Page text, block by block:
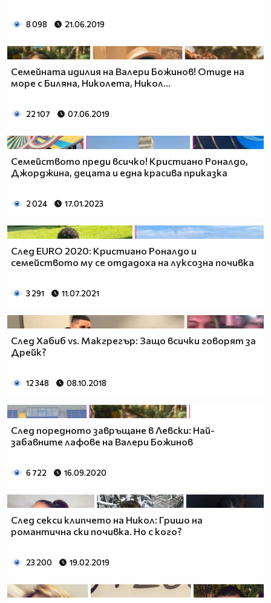
8 098 21.06.2019
Семейната идилия на Валери Божинов! Отиде на
море с Биляна, Николета, Никол...
22 107 07.06.2019
Семейството преди всичко! Кристиано Роналдо,
Джорджина, децата и една красива приказка
2 024 17.01.2023
След EURO 2020: Кристиано Роналдо и
семейството му се отдадоха на луксозна почивка
3 291 11.07.2021
След Хабиб vs. Макгрегър: Защо всички говорят за
Дрейк?
12 348 08.10.2018
След поредното завръщане в Левски: Най-
забавните лафове на Валери Божинов
6 722 16.09.2020
След секси клипчето на Никол: Гришо на
романтична ски почивка. Но с кого?
23 200 19.02.2019